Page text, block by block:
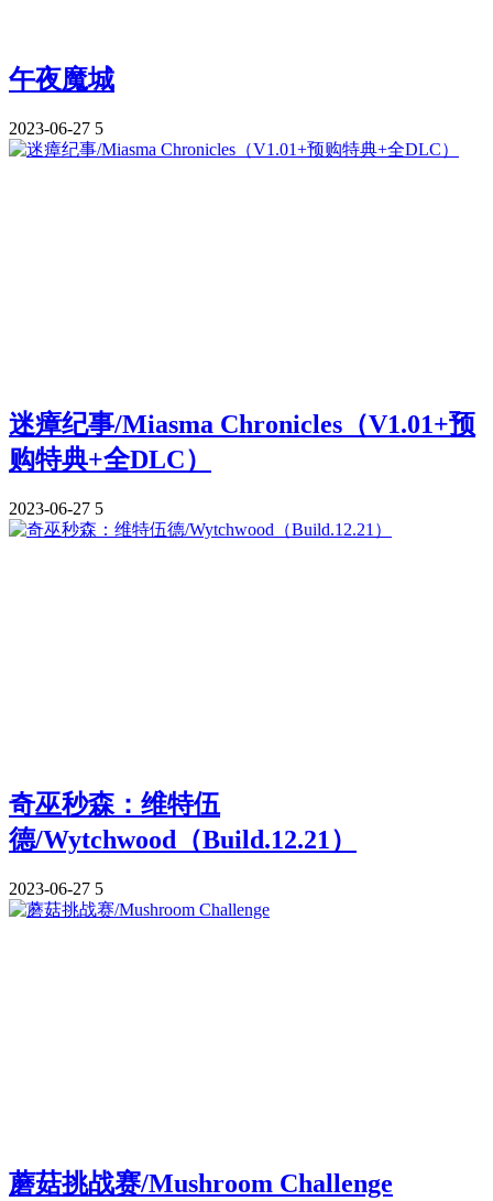
午夜魔城
2023-06-27 5
迷瘴纪事/Miasma Chronicles（V1.01+预
购特典+全DLC）
2023-06-27 5
奇巫秒森：维特伍
德/Wytchwood（Build.12.21）
2023-06-27 5
蘑菇挑战赛/Mushroom Challenge